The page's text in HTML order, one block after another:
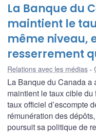
La Banque du
maintient le
même niveau,
resserrement
Relations avec les médias
La Banque du Canada a
maintient le taux cible
taux officiel d’escompte
rémunération des
poursuit sa politique de